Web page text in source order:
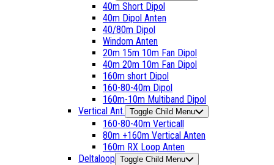
40m Short Dipol
40m Dipol Anten
40/80m Dipol
Windom Anten
20m 15m 10m Fan Dipol
40m 20m 10m Fan Dipol
160m short Dipol
160-80-40m Dipol
160m-10m Multiband Dipol
Vertical Ant. Toggle Child Menu
160-80-40m Verticall
80m +160m Vertical Anten
160m RX Loop Anten
Deltaloop Toggle Child Menu